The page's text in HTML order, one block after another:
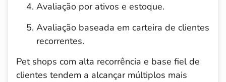
Avaliação por ativos e estoque.
Avaliação baseada em carteira de clientes
recorrentes.
Pet shops com alta recorrência e base fiel de
clientes tendem a alcançar múltiplos mais